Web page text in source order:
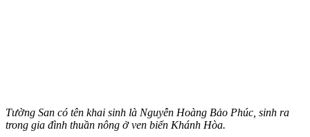
Tường San có tên khai sinh là Nguyễn Hoàng Bảo Phúc, sinh ra
trong gia đình thuần nông ở ven biển Khánh Hòa.